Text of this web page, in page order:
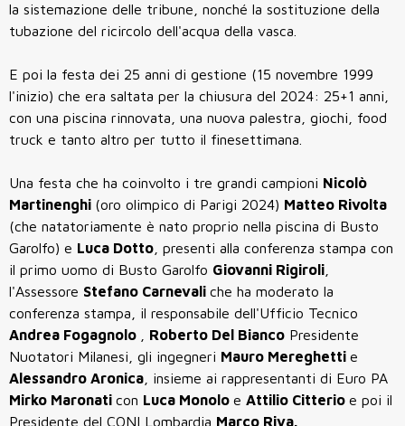
la sistemazione delle tribune, nonché la sostituzione della
tubazione del ricircolo dell'acqua della vasca.
E poi la festa dei 25 anni di gestione (15 novembre 1999
l'inizio) che era saltata per la chiusura del 2024: 25+1 anni,
con una piscina rinnovata, una nuova palestra, giochi, food
truck e tanto altro per tutto il finesettimana.
Una festa che ha coinvolto i tre grandi campioni Nicolò
Martinenghi (oro olimpico di Parigi 2024) Matteo Rivolta
(che natatoriamente è nato proprio nella piscina di Busto
Garolfo) e Luca Dotto , presenti alla conferenza stampa con
il primo uomo di Busto Garolfo Giovanni Rigiroli
l'Assessore Stefano Carnevali che ha moderato la
conferenza stampa, il responsabile dell'Ufficio Tecnico
Andrea Fogagnolo
Roberto Del Bianco Presidente
Nuotatori Milanesi, gli ingegneri Mauro Mereghetti e
Alessandro Aronica , insieme ai rappresentanti di Euro PA
Mirko Maronati con Luca Monolo e Attilio Citterio e poi il
Presidente del CONI Lombardia Marco Riva.